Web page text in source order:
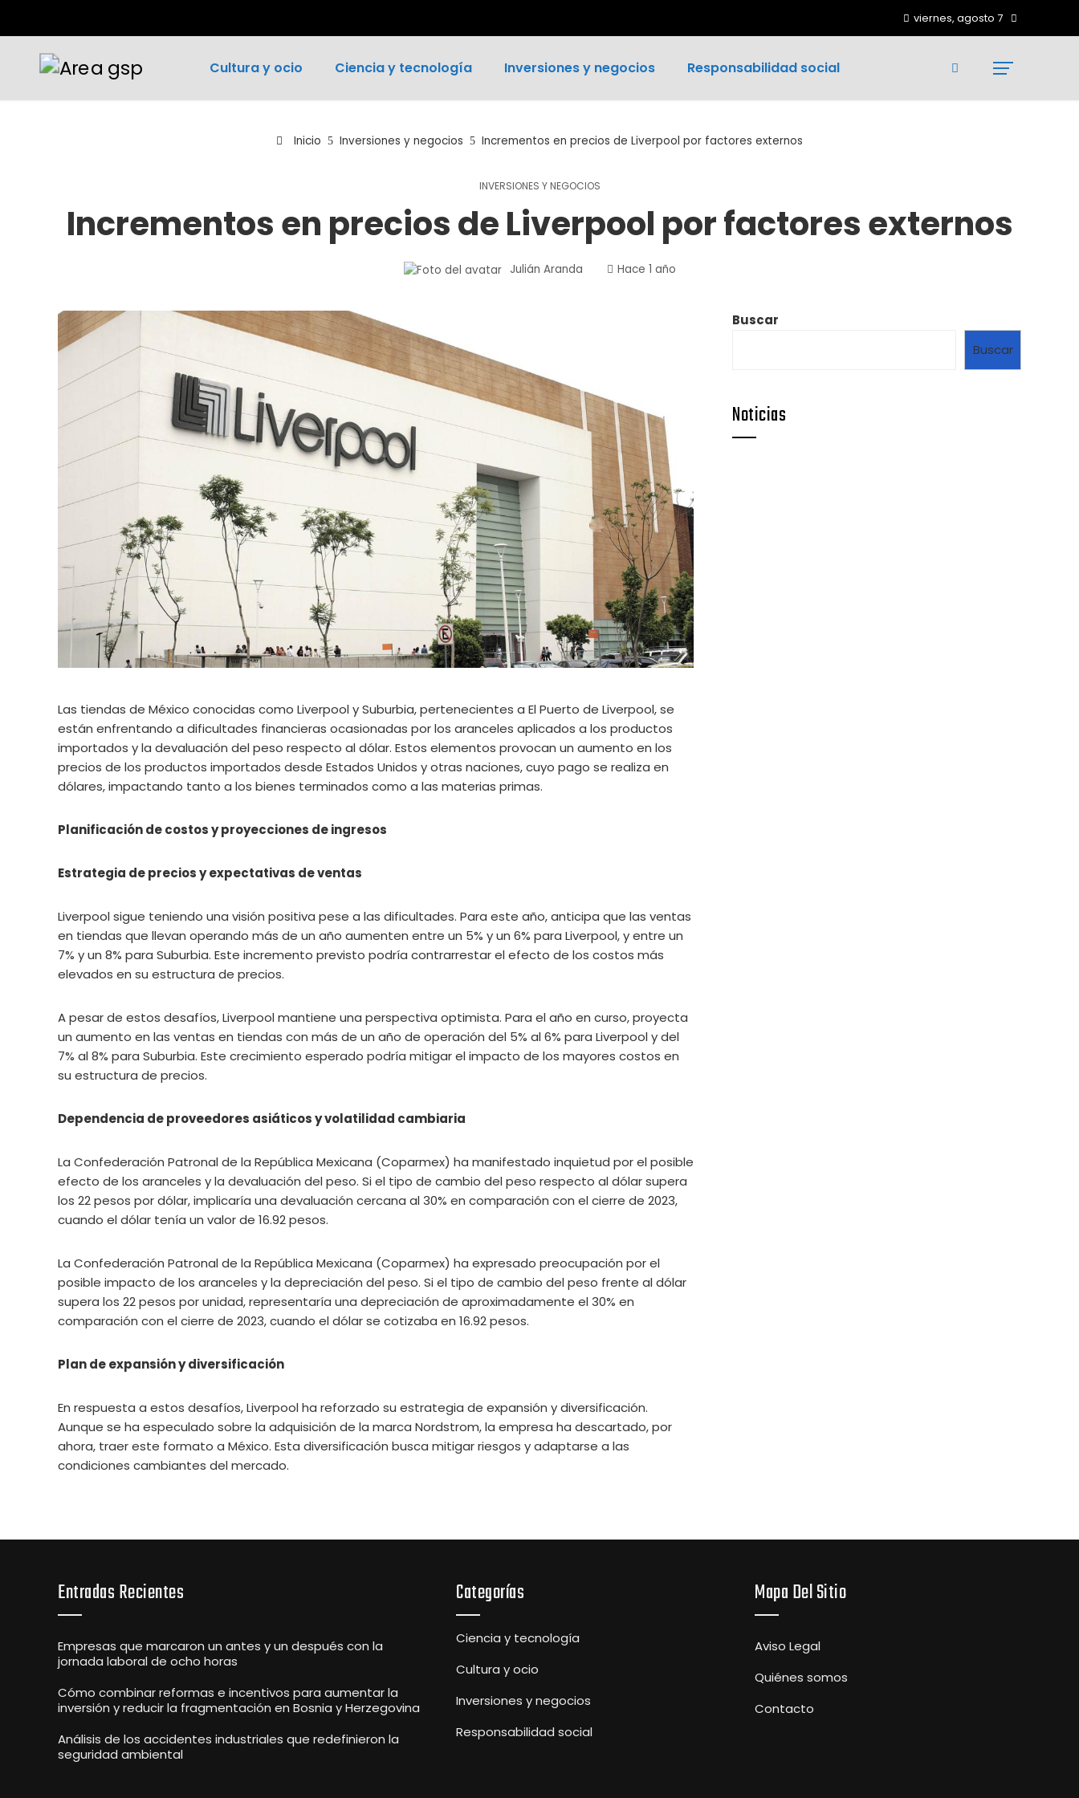
viernes, agosto 7
Cultura y ocio Ciencia y tecnología Inversiones y negocios Responsabilidad social
Inicio Inversiones y negocios Incrementos en precios de Liverpool por factores externos
INVERSIONES Y NEGOCIOS
Incrementos en precios de Liverpool por factores externos
Julián Aranda Hace 1 año
Las tiendas de México conocidas como Liverpool y Suburbia, pertenecientes a El Puerto de Liverpool, se
están enfrentando a dificultades financieras ocasionadas por los aranceles aplicados a los productos
importados y la devaluación del peso respecto al dólar. Estos elementos provocan un aumento en los
precios de los productos importados desde Estados Unidos y otras naciones, cuyo pago se realiza en
dólares, impactando tanto a los bienes terminados como a las materias primas.
Planificación de costos y proyecciones de ingresos
Estrategia de precios y expectativas de ventas
Liverpool sigue teniendo una visión positiva pese a las dificultades. Para este año, anticipa que las ventas
en tiendas que llevan operando más de un año aumenten entre un 5% y un 6% para Liverpool, y entre un
7% y un 8% para Suburbia. Este incremento previsto podría contrarrestar el efecto de los costos más
elevados en su estructura de precios.
A pesar de estos desafíos, Liverpool mantiene una perspectiva optimista. Para el año en curso, proyecta
un aumento en las ventas en tiendas con más de un año de operación del 5% al 6% para Liverpool y del
7% al 8% para Suburbia. Este crecimiento esperado podría mitigar el impacto de los mayores costos en
su estructura de precios.
Dependencia de proveedores asiáticos y volatilidad cambiaria
La Confederación Patronal de la República Mexicana (Coparmex) ha manifestado inquietud por el posible
efecto de los aranceles y la devaluación del peso. Si el tipo de cambio del peso respecto al dólar supera
los 22 pesos por dólar, implicaría una devaluación cercana al 30% en comparación con el cierre de 2023,
cuando el dólar tenía un valor de 16.92 pesos.
La Confederación Patronal de la República Mexicana (Coparmex) ha expresado preocupación por el
posible impacto de los aranceles y la depreciación del peso. Si el tipo de cambio del peso frente al dólar
supera los 22 pesos por unidad, representaría una depreciación de aproximadamente el 30% en
comparación con el cierre de 2023, cuando el dólar se cotizaba en 16.92 pesos.
Plan de expansión y diversificación
En respuesta a estos desafíos, Liverpool ha reforzado su estrategia de expansión y diversificación.
Aunque se ha especulado sobre la adquisición de la marca Nordstrom, la empresa ha descartado, por
ahora, traer este formato a México. Esta diversificación busca mitigar riesgos y adaptarse a las
condiciones cambiantes del mercado.
Buscar
Buscar
Noticias
Entradas Recientes
Empresas que marcaron un antes y un después con la
jornada laboral de ocho horas
Cómo combinar reformas e incentivos para aumentar la
inversión y reducir la fragmentación en Bosnia y Herzegovina
Análisis de los accidentes industriales que redefinieron la
seguridad ambiental
Categorías
Ciencia y tecnología
Cultura y ocio
Inversiones y negocios
Responsabilidad social
Mapa Del Sitio
Aviso Legal
Quiénes somos
Contacto